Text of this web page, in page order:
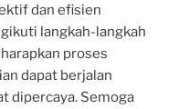
dan efisien
langkah-langkah
proses
dapat berjalan
dipercaya. Semoga